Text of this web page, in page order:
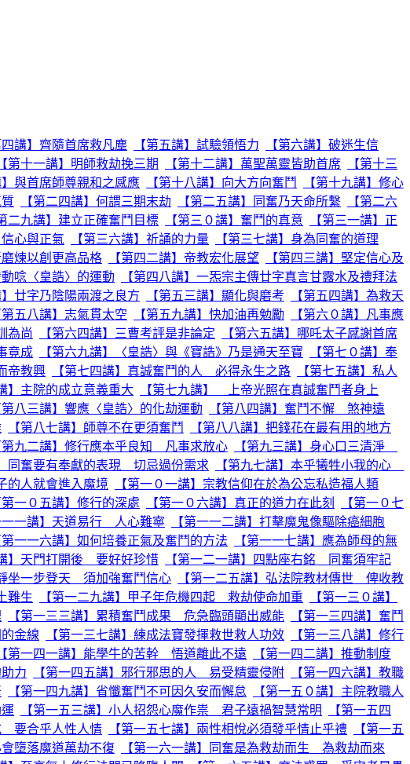
四講】齊隨首席救凡塵 【第五講】試驗領悟力
【第六講】破迷生信
【第十一講】明師救劫挽三期 【第十二講】萬聖萬靈皆助首席
【第十三
】與首席師尊親和之感應 【第十八講】向大方向奮鬥
【第十九講】修心
【第二四講】何謂三期末劫 【第二五講】同奮乃天命所繫
【第二六
二九講】建立正確奮鬥目標 【第三０講】奮鬥的真意
【第三一講】正
信心與正氣 【第三六講】祈誦的力量
【第三七講】身為同奮的道理
磨煉以創更高品格 【第四二講】帝教宏化展望
【第四三講】堅定信心及
動唸〈皇誥〉的運動
【第四八講】一炁宗主傳廿字真言甘露水及禮拜法
】廿字乃陰陽兩渡之良方 【第五三講】顯化與磨考
【第五四講】為救天
第五八講】志氣貫太空 【第五九講】快加油再勉勵
【第六０講】凡事應
為尚 【第六四講】三曹考評是非論定
【第六五講】哪吒太子感謝首席
竟成 【第六九講】〈皇誥〉與《寶誥》乃是通天至寶
【第七０講】奉
帝教興 【第七四講】真誠奮鬥的人 必得永生之路
【第七五講】私人
】主院的成立意義重大
【第七九講】 上帝光照在真誠奮鬥者身上
第八三講】響應〈皇誥〉的化劫運動
【第八四講】奮鬥不懈 煞神遠
【第八七講】師尊不在更須奮鬥
【第八八講】把錢花在最有用的地方
第九二講】修行應本乎良知 凡事求放心
【第九三講】身心口三清淨
同奮要有奉獻的表現 切忌過份需求
【第九七講】本乎犧牲小我的心
的人就會進入魔境
【第一０一講】宗教信仰在於為公忘私造福人類
第一０五講】修行的深處 【第一０六講】真正的道力在此刻
【第一０七
一一講】天道易行 人心難寧
【第一一二講】打擊魔鬼像驅除癌細胞
第一一六講】如何培養正氣及奮鬥的方法
【第一一七講】應為師母的無
】天門打開後 要好好珍惜
【第一二一講】四點座右銘 同奮須牢記
坐一步登天 須加強奮鬥信心
【第一二五講】弘法院教材傳世 俾收教
難生 【第一二九講】甲子年危機四起 救劫使命加重
【第一三０講】
【第一三三講】累積奮鬥成果 危急臨頭顯出威能
【第一三四講】奮鬥
金線 【第一三七講】練成法寶發揮救世救人功效
【第一三八講】修行
【第一四一講】能學牛的苦幹 悟道離此不遠
【第一四二講】推動制度
力 【第一四五講】邪行邪思的人 易受精靈侵附
【第一四六講】教職
【第一四九講】省懺奮鬥不可因久安而懈怠
【第一五０講】主院教職人
【第一五三講】小人招怨心魔作祟 君子遠禍智慧常明
【第一五四
要合乎人性人情 【第一五七講】兩性相悅必須發乎情止乎禮
【第一五
墮落魔道萬劫不復
【第一六一講】同奮是為救劫而生 為救劫而來